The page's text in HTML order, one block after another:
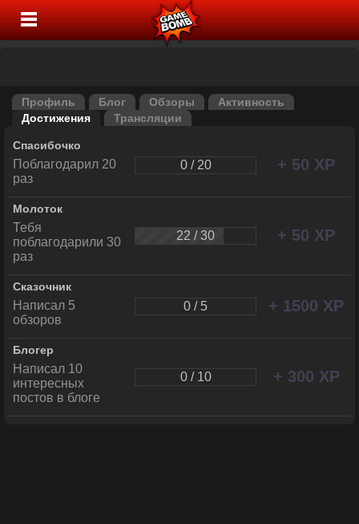
Профиль Блог Обзоры
Активность
Достижения
Трансляции
Спасибочко
Поблагодарил 20
раз
0 / 20 + 50 XP
Молоток
Тебя
поблагодарили 30
раз
22 / 30 + 50 XP
Сказочник
Написал 5
обзоров
0 / 5 + 1500 XP
Блогер
Написал 10
интересных
постов в блоге
0 / 10 + 300 XP